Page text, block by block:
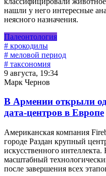
нашли у него интересные
неясного назначения.
Палеонтология
# крокодилы
# меловой период
# таксономия
9 августа, 19:34
Марк Чернов
В Армении открыли
дата-центров в Европе
Американская компания
городе Раздан крупный
искусственного
масштабный
после завершения всех